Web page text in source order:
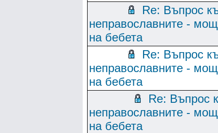
Re: Въпрос
неправославните -
на бебета
Re: Въпрос
неправославните -
на бебета
Re: Въпрос
неправославните -
на бебета